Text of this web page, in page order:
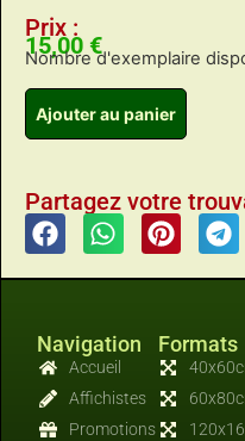
Prix :
15,00 €
Nombre d'exemplaire
Ajouter au panier
Partagez votre
Navigation
Accueil
Affichistes
Promotions
Formats